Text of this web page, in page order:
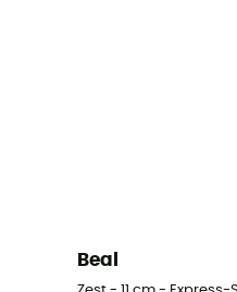
Beal